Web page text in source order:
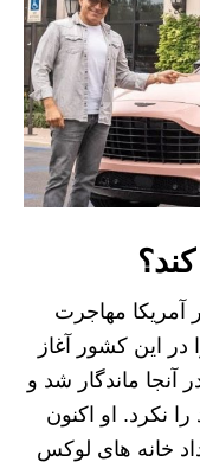
مهاجرت
این کشور آغاز
آنجا ماندگار شد و
نکرد. او اکنون
خانه های لوکس